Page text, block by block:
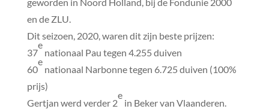
en de ZLU.
Dit seizoen, 2020, waren dit zijn beste prijzen:
37
e
nationaal Pau tegen 4.255 duiven
60
e
nationaal Narbonne tegen 6.725 duiven (100%
prijs)
Gertjan werd verder 2
e
in Beker van Vlaanderen.